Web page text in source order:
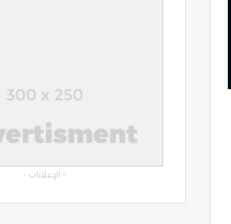
- الإعلانات -